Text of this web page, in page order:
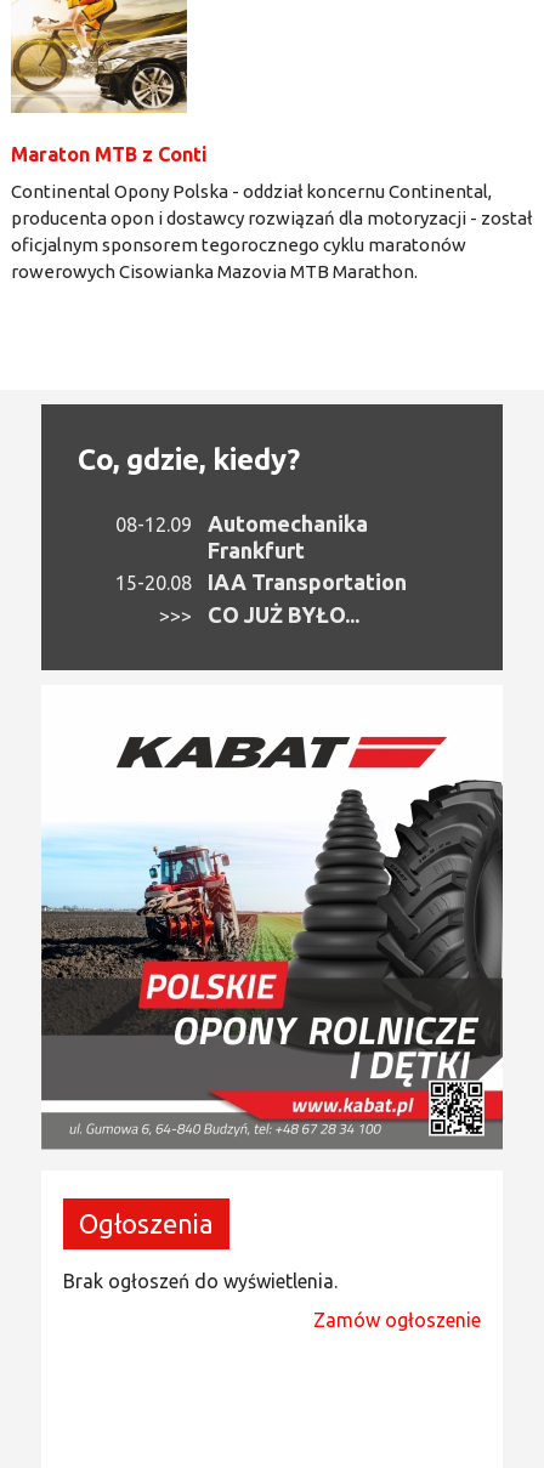
Maraton MTB z Conti
Continental Opony Polska - oddział koncernu Continental,
producenta opon i dostawcy rozwiązań dla motoryzacji - został
oficjalnym sponsorem tegorocznego cyklu maratonów
rowerowych Cisowianka Mazovia MTB Marathon.
Co, gdzie, kiedy?
08-12.09
Automechanika
Frankfurt
15-20.08 IAA Transportation
>>> CO JUŻ BYŁO...
Ogłoszenia
Brak ogłoszeń do wyświetlenia.
Zamów ogłoszenie